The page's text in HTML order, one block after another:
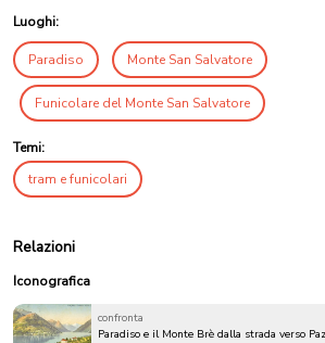
Luoghi:
Paradiso Monte San Salvatore
Funicolare del Monte San Salvatore
Temi:
tram e funicolari
Relazioni
Iconografica
confronta
Paradiso e il Monte Brè dalla strada verso